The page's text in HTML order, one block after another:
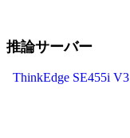
推論サーバー
ThinkEdge SE455i V3